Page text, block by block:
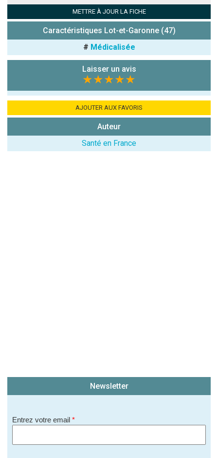
Antispam -
chiffres) :
Avis sur
(En cliquant sur 'Valider', j'accepte que mon avis
METTRE À JOUR LA FICHE
Caractéristiques Lot-et-Garonne (47)
# Médicalisée
Laisser un avis
★★★★★
AJOUTER AUX FAVORIS
Auteur
Santé en France
Newsletter
Entrez votre email *